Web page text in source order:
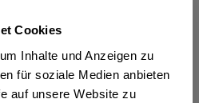
Cookies
Inhalte und Anzeigen zu
für soziale Medien anbieten
auf unsere Website zu